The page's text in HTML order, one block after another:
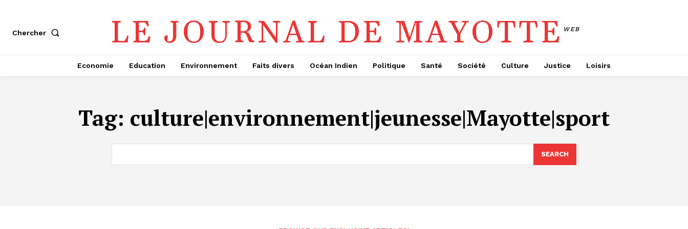
Chercher LE JOURNAL DE MAYOTTE WEB
Economie Education Environnement Faits divers Océan Indien Politique Santé Société Culture Justice Loisirs
Tag: culture|environnement|jeunesse|Mayotte|sport
SEARCH